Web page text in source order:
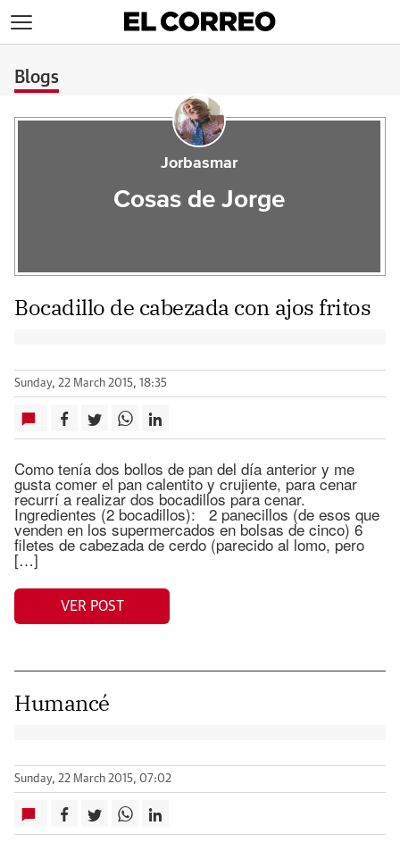
Blogs
Jorbasmar
Cosas de Jorge
Bocadillo de cabezada con ajos fritos
Sunday, 22 March 2015, 18:35
Como tenía dos bollos de pan del día anterior y me
gusta comer el pan calentito y crujiente, para cenar
recurrí a realizar dos bocadillos para cenar.
Ingredientes (2 bocadillos): 2 panecillos (de esos que
venden en los supermercados en bolsas de cinco) 6
filetes de cabezada de cerdo (parecido al lomo, pero
[…]
VER POST
Humancé
Sunday, 22 March 2015, 07:02